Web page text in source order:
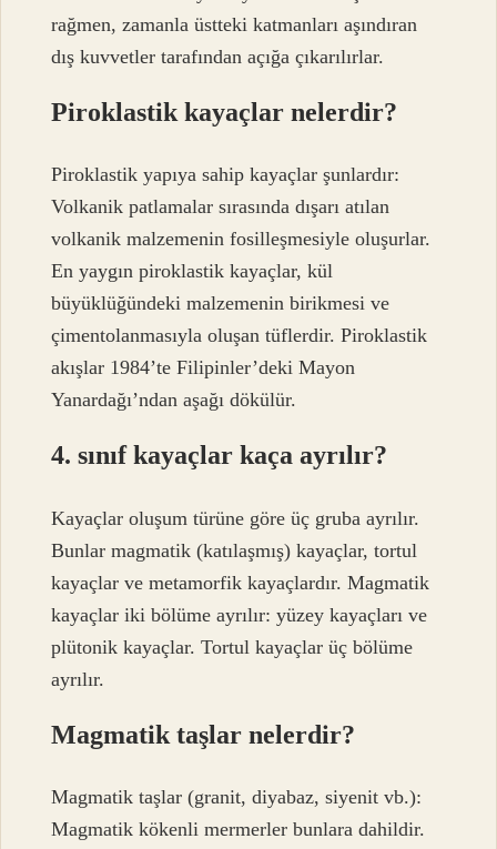
rağmen, zamanla üstteki katmanları aşındıran
dış kuvvetler tarafından açığa çıkarılırlar.
Piroklastik kayaçlar nelerdir?
Piroklastik yapıya sahip kayaçlar şunlardır:
Volkanik patlamalar sırasında dışarı atılan
volkanik malzemenin fosilleşmesiyle oluşurlar.
En yaygın piroklastik kayaçlar, kül
büyüklüğündeki malzemenin birikmesi ve
çimentolanmasıyla oluşan tüflerdir. Piroklastik
akışlar 1984’te Filipinler’deki Mayon
Yanardağı’ndan aşağı dökülür.
4. sınıf kayaçlar kaça ayrılır?
Kayaçlar oluşum türüne göre üç gruba ayrılır.
Bunlar magmatik (katılaşmış) kayaçlar, tortul
kayaçlar ve metamorfik kayaçlardır. Magmatik
kayaçlar iki bölüme ayrılır: yüzey kayaçları ve
plütonik kayaçlar. Tortul kayaçlar üç bölüme
ayrılır.
Magmatik taşlar nelerdir?
Magmatik taşlar (granit, diyabaz, siyenit vb.):
Magmatik kökenli mermerler bunlara dahildir.